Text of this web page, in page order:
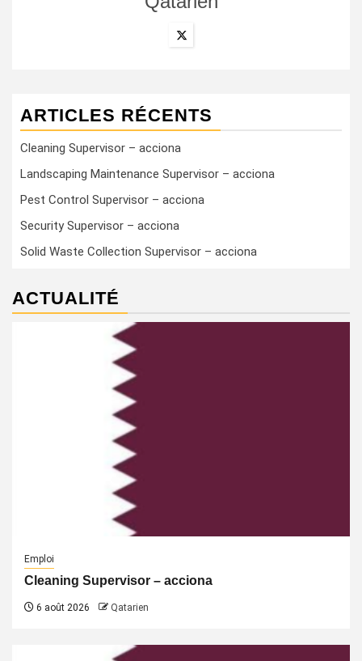
ARTICLES RÉCENTS
Cleaning Supervisor – acciona
Landscaping Maintenance Supervisor – acciona
Pest Control Supervisor – acciona
Security Supervisor – acciona
Solid Waste Collection Supervisor – acciona
ACTUALITÉ
Emploi
Cleaning Supervisor – acciona
6 août 2026 Qatarien